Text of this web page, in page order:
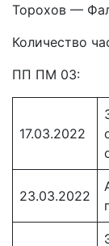
Торохов —
Количество
ПП ПМ 03:
17.03.2022
23.03.2022